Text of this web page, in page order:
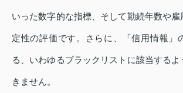
いった数字的な指標、そして勤続年数や
定性の評価です。さらに、「信用情報」
る、いわゆるブラックリストに該当する
きません。